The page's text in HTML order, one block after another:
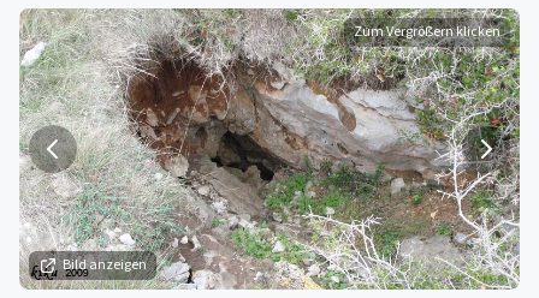
Bild anzeigen
Zum Vergrößern klicken